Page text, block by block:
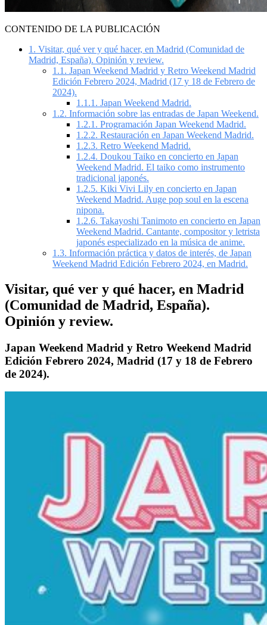
CONTENIDO DE LA PUBLICACIÓN
1. Visitar, qué ver y qué hacer, en Madrid (Comunidad de
Madrid, España). Opinión y review.
1.1. Japan Weekend Madrid y Retro Weekend Madrid
Edición Febrero 2024, Madrid (17 y 18 de Febrero de
2024).
1.1.1. Japan Weekend Madrid.
1.2. Información sobre las entradas de Japan Weekend.
1.2.1. Programación Japan Weekend Madrid.
1.2.2. Restauración en Japan Weekend Madrid.
1.2.3. Retro Weekend Madrid.
1.2.4. Doukou Taiko en concierto en Japan
Weekend Madrid. El taiko como instrumento
tradicional japonés.
1.2.5. Kiki Vivi Lily en concierto en Japan
Weekend Madrid. Auge pop soul en la escena
nipona.
1.2.6. Takayoshi Tanimoto en concierto en Japan
Weekend Madrid. Cantante, compositor y letrista
japonés especializado en la música de anime.
1.3. Información práctica y datos de interés, de Japan
Weekend Madrid Edición Febrero 2024, en Madrid.
Visitar, qué ver y qué hacer, en Madrid
(Comunidad de Madrid, España).
Opinión y review.
Japan Weekend Madrid y Retro Weekend Madrid
Edición Febrero 2024, Madrid (17 y 18 de Febrero
de 2024).